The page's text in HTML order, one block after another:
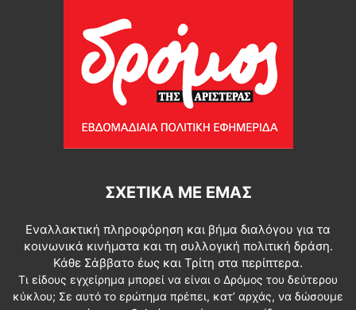
ΣΧΕΤΙΚΆ ΜΕ ΕΜΆΣ
Εναλλακτική πληροφόρηση και βήμα διαλόγου για τα
κοινωνικά κινήματα και τη συλλογική πολιτική δράση.
Κάθε Σάββατο έως και Τρίτη στα περίπτερα.
Τι είδους εγχείρημα μπορεί να είναι ο Δρόμος του δεύτερου
κύκλου; Σε αυτό το ερώτημα πρέπει, κατ’ αρχάς, να δώσουμε